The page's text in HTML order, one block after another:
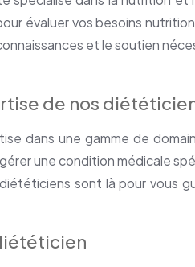
évaluer vos besoins
et le soutien
de nos
dans une gamme de
une condition médicale
sont là pour vous